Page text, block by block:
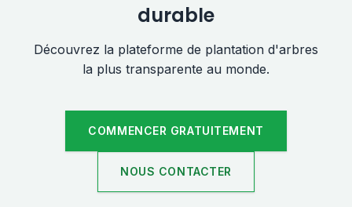
durable
Découvrez la plateforme de plantation d'arbres
la plus transparente au monde.
COMMENCER GRATUITEMENT
NOUS CONTACTER